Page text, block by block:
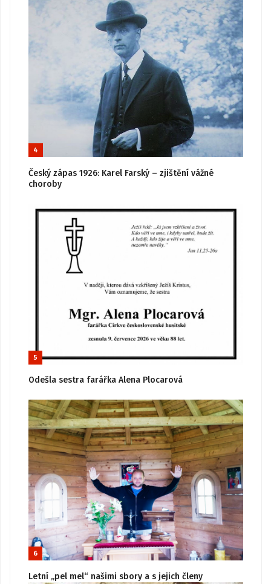
4
Český zápas 1926: Karel Farský – zjištění vážné
choroby
5
Odešla sestra farářka Alena Plocarová
6
Letní „pel mel“ našimi sbory a s jejich členy